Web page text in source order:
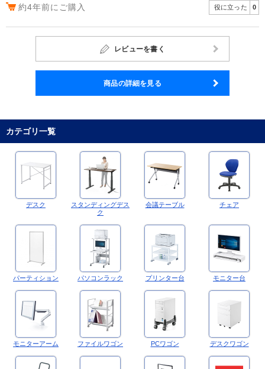
約4年前にご購入 役に立った 0
レビューを書く
商品の詳細を見る
カテゴリ一覧
デスク
スタンディングデス
ク
会議テーブル チェア
パーティション パソコンラック プリンター台 モニター台
モニターアーム ファイルワゴン PCワゴン デスクワゴン